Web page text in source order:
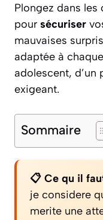
Plongez dans les
pour sécuriser
mauvaises
adaptée à
adolescent, d’un
exigeant.
Sommaire
📋 Ce qu il
je considere
merite une